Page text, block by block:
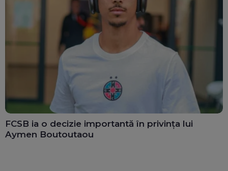
FCSB ia o decizie importantă în privința lui
Aymen Boutoutaou